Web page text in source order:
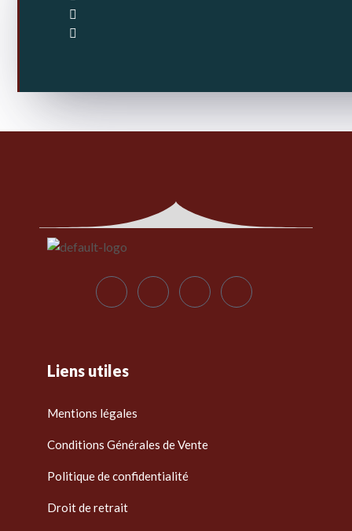
Liens utiles
Mentions légales
Conditions Générales de Vente
Politique de confidentialité
Droit de retrait